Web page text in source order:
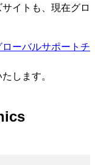
イトも、現在グロ
ローバルサポートチ
します。